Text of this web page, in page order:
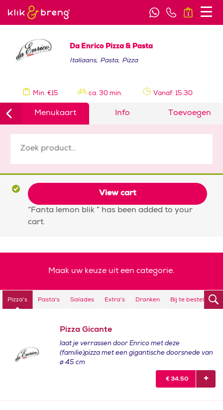
1
Da Enrico Pizza & Pasta
Italiaans, Pasta, Pizza
Min. €15 ca. 30 min. Vanaf: 15:30
Menukaart Info Toevoegen
View cart
“Fanta lemon blik ” has been added to your
cart.
Maak uw keuze uit een categorie.
Pizza's Pasta's Salades Extra's Dranken Bij te bestellen
Pizza Gicante
laat je verrassen door Enrico met deze
(familie)pizza met een gigantische doorsnede van
ø 45 cm
€ 34.50